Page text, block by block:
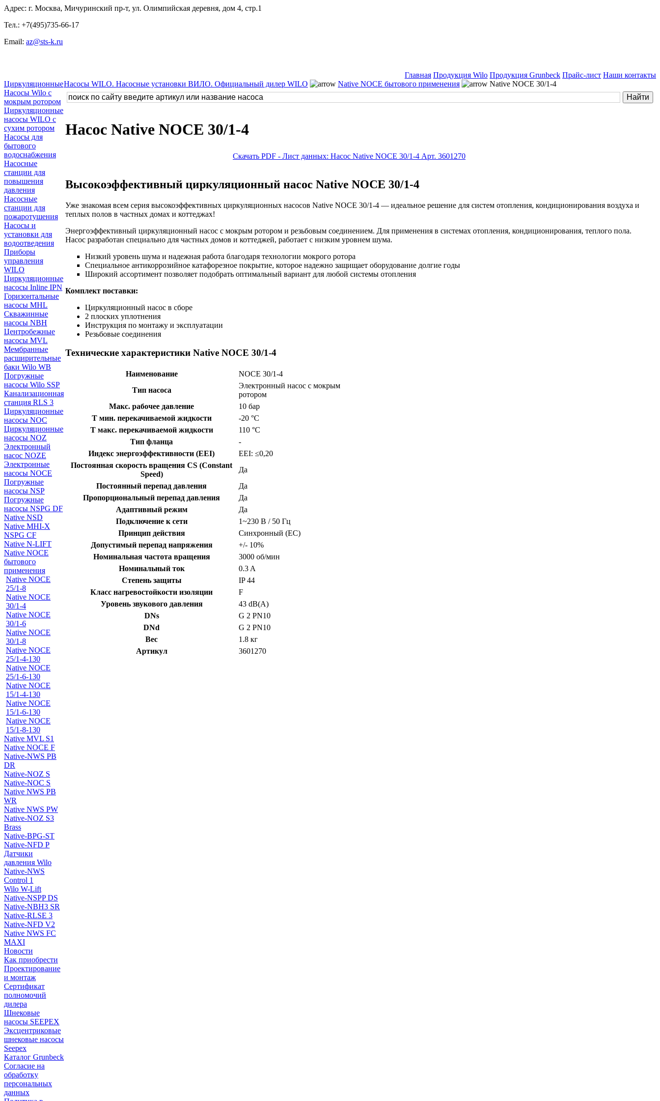
Адрес: г. Москва, Мичуринский пр-т, ул. Олимпийская деревня, дом 4, стр.1
Тел.: +7(495)735-66-17
Email: az@sts-k.ru
Главная Продукция Wilo Продукция Grunbeck Прайс-лист Наши контакты
Циркуляционные
Насосы Wilo с
мокрым ротором
Циркуляционные
насосы WILO с
сухим ротором
Насосы для
бытового
водоснабжения
Насосные
станции для
повышения
давления
Насосные
станции для
пожаротушения
Насосы и
установки для
водоотведения
Приборы
управления
WILO
Циркуляционные
насосы Inline IPN
Горизонтальные
насосы MHL
Скважинные
насосы NBH
Центробежные
насосы MVL
Мембранные
расширительные
баки Wilo WB
Погружные
насосы Wilo SSP
Канализационная
станция RLS 3
Циркуляционные
насосы NOC
Циркуляционные
насосы NOZ
Электронный
насос NOZE
Электронные
насосы NOCE
Погружные
насосы NSP
Погружные
насосы NSPG DF
Native NSD
Native MHI-X
NSPG CF
Native N-LIFT
Native NOCE
бытового
применения
Native NOCE
25/1-8
Native NOCE
30/1-4
Native NOCE
30/1-6
Native NOCE
30/1-8
Native NOCE
25/1-4-130
Native NOCE
25/1-6-130
Native NOCE
15/1-4-130
Native NOCE
15/1-6-130
Native NOCE
15/1-8-130
Native MVL S1
Native NOCE F
Native-NWS PB
DR
Native-NOZ S
Native-NOC S
Native NWS PB
WR
Native NWS PW
Native-NOZ S3
Brass
Native-BPG-ST
Native-NFD P
Датчики
давления Wilo
Native-NWS
Control 1
Wilo W-Lift
Native-NSPP DS
Native-NBH3 SR
Native-RLSE 3
Native-NFD V2
Native NWS FC
MAXI
Новости
Как приобрести
Проектирование
и монтаж
Сертификат
полномочий
дилера
Шнековые
насосы SEEPEX
Эксцентриковые
шнековые насосы
Seepex
Каталог Grunbeck
Согласие на
обработку
персональных
данных
Насосы WILO. Насосные установки ВИЛО. Официальный дилер WILO Native NOCE бытового применения Native NOCE 30/1-4
Насос Native NOCE 30/1-4
Скачать PDF - Лист данных: Насос Native NOCE 30/1-4 Арт. 3601270
Высокоэффективный циркуляционный насос Native NOCE 30/1-4
Уже знакомая всем серия высокоэффективных циркуляционных насосов Native NOCE 30/1-4 — идеальное решение для систем отопления, кондиционирования воздуха и
теплых полов в частных домах и коттеджах!
Энергоэффективный циркуляционный насос с мокрым ротором и резьбовым соединением. Для применения в системах отопления, кондиционирования, теплого пола.
Насос разработан специально для частных домов и коттеджей, работает с низким уровнем шума.
Низкий уровень шума и надежная работа благодаря технологии мокрого ротора
Специальное антикоррозийное катафорезное покрытие, которое надежно защищает оборудование долгие годы
Широкий ассортимент позволяет подобрать оптимальный вариант для любой системы отопления
Комплект поставки:
Циркуляционный насос в сборе
2 плоских уплотнения
Инструкция по монтажу и эксплуатации
Резьбовые соединения
Технические характеристики Native NOCE 30/1-4
Наименование
NOCE 30/1-4
Тип насоса
Электронный насос с мокрым
ротором
Макс. рабочее давление
10 бар
Т мин. перекачиваемой жидкости
-20 °C
Т макс. перекачиваемой жидкости
110 °C
Тип фланца
-
Индекс энергоэффективности (EEI)
EEI: ≤0,20
Постоянная скорость вращения CS (Constant
Speed)
Да
Постоянный перепад давления
Да
Пропорциональный перепад давления
Да
Адаптивный режим
Да
Подключение к сети
1~230 В / 50 Гц
Принцип действия
Синхронный (EС)
Допустимый перепад напряжения
+/- 10%
Номинальная частота вращения
3000 об/мин
Номинальный ток
0.3 A
Степень защиты
IP 44
Класс нагревостойкости изоляции
F
Уровень звукового давления
43 dB(A)
DNs
G 2 PN10
DNd
G 2 PN10
Вес
1.8 кг
Артикул
3601270